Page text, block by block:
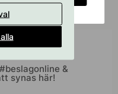
andra
&
synas här!